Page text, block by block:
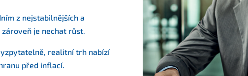
z nejstabilnějších a
je nechat růst.
realitní trh nabízí
před inflací.